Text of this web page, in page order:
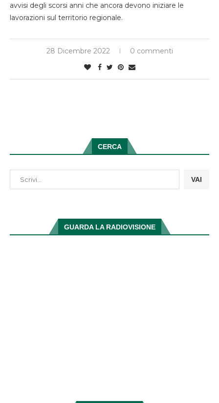
avvisi degli scorsi anni che ancora devono iniziare le
lavorazioni sul territorio regionale.
28 Dicembre 2022 0 commenti
CERCA
VAI
GUARDA LA RADIOVISIONE